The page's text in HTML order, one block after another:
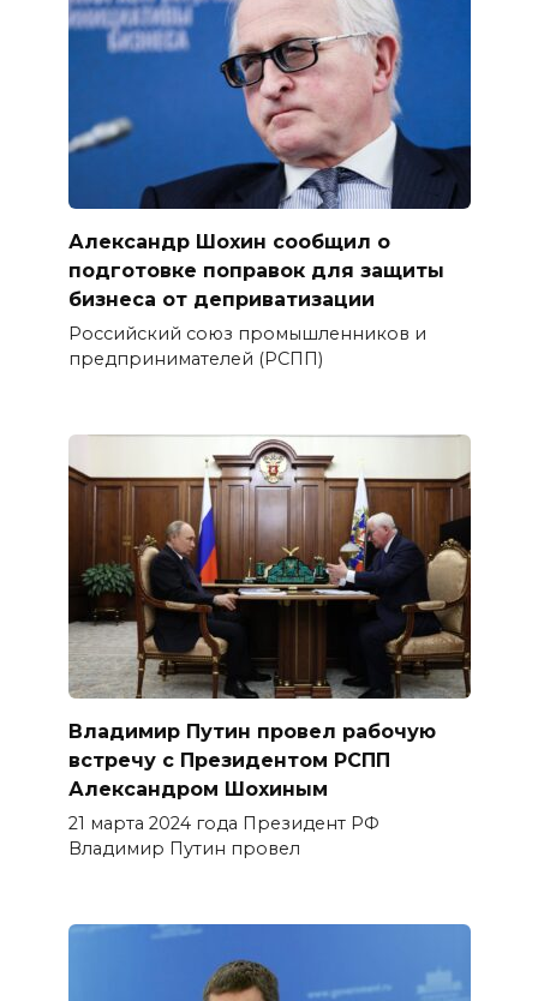
Александр Шохин сообщил о
подготовке поправок для защиты
бизнеса от деприватизации
Российский союз промышленников и
предпринимателей (РСПП)
Владимир Путин провел рабочую
встречу с Президентом РСПП
Александром Шохиным
21 марта 2024 года Президент РФ
Владимир Путин провел